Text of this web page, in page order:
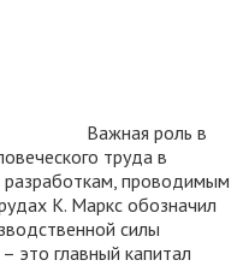
Важная роль в
труда в
проводимым
К. Маркс обозначил
силы
это главный капитал